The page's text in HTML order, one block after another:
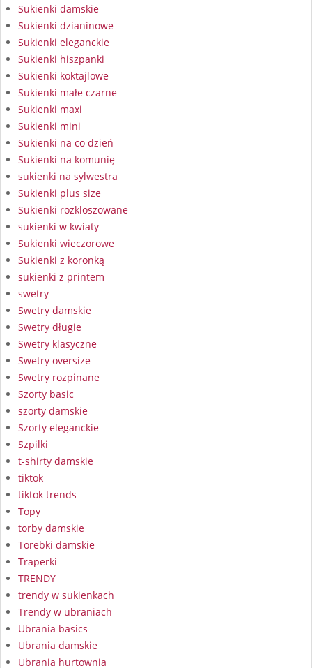
Sukienki damskie
Sukienki dzianinowe
Sukienki eleganckie
Sukienki hiszpanki
Sukienki koktajlowe
Sukienki małe czarne
Sukienki maxi
Sukienki mini
Sukienki na co dzień
Sukienki na komunię
sukienki na sylwestra
Sukienki plus size
Sukienki rozkloszowane
sukienki w kwiaty
Sukienki wieczorowe
Sukienki z koronką
sukienki z printem
swetry
Swetry damskie
Swetry długie
Swetry klasyczne
Swetry oversize
Swetry rozpinane
Szorty basic
szorty damskie
Szorty eleganckie
Szpilki
t-shirty damskie
tiktok
tiktok trends
Topy
torby damskie
Torebki damskie
Traperki
TRENDY
trendy w sukienkach
Trendy w ubraniach
Ubrania basics
Ubrania damskie
Ubrania hurtownia